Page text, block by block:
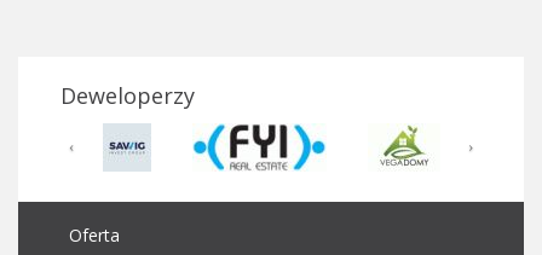
Deweloperzy
Oferta